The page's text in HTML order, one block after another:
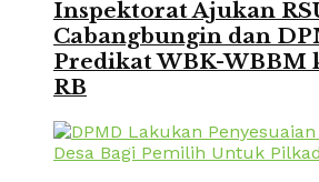
Inspektorat Ajukan
Cabangbungin dan
Predikat WBK-WBBM
RB